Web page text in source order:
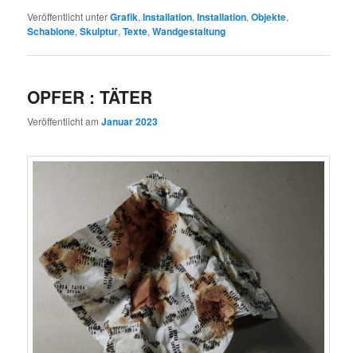
Veröffentlicht unterGrafik,Installation,Installation,Objekte,
Schablone,Skulptur,Texte,Wandgestaltung
OPFER : TÄTER
Veröffentlicht amJanuar 2023